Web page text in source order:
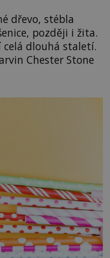
dřevo, stébla
později i žita.
celá dlouhá staletí.
Chester Stone